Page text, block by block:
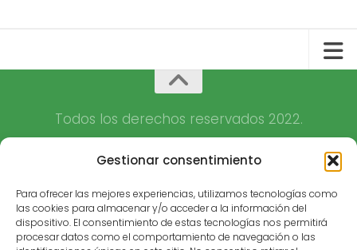
Gestionar consentimiento
Para ofrecer las mejores experiencias, utilizamos tecnologías como
las cookies para almacenar y/o acceder a la información del
dispositivo. El consentimiento de estas tecnologías nos permitirá
procesar datos como el comportamiento de navegación o las
Todos los derechos reservados 2022.